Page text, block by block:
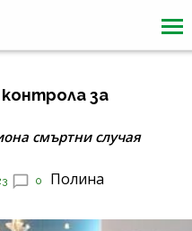
за
смъртни случая
0
Полина